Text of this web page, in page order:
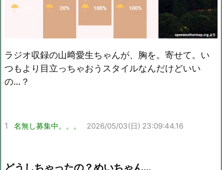
Mute
ラジオ収録の山﨑愛生ちゃんが、胸を。寄せて。い
つもより目立っちゃおうスタイルなんだけどいい
の…？
1 名無し募集中。。。 2026/05/03(日) 23:09:44.16
どうしちゃったの？めいちゃん…